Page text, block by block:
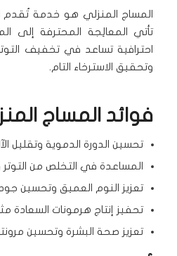
المساج المنزلي هو خدمة تُقدم
تأتي المعالِجة المحترفة إلى
احترافية تساعد في تخفيف
وتحقيق الاسترخاء التام.
فوائد المساج
تحسين الدورة الدموية وتقليل
المساعدة في التخلص من
تعزيز النوم العميق وتحسين
تحفيز إنتاج هرمونات السعادة
تعزيز صحة البشرة وتحسين